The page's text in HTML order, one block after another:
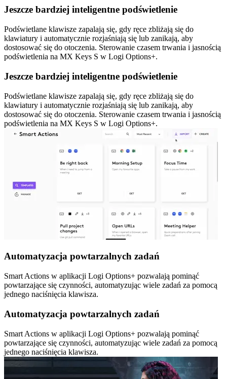
Jeszcze bardziej inteligentne podświetlenie
Podświetlane klawisze zapalają się, gdy ręce zbliżają się do
klawiatury i automatycznie rozjaśniają się lub zanikają, aby
dostosować się do otoczenia. Sterowanie czasem trwania i jasnością
podświetlenia na MX Keys S w Logi Options+.
Jeszcze bardziej inteligentne podświetlenie
Podświetlane klawisze zapalają się, gdy ręce zbliżają się do
klawiatury i automatycznie rozjaśniają się lub zanikają, aby
dostosować się do otoczenia. Sterowanie czasem trwania i jasnością
podświetlenia na MX Keys S w Logi Options+.
Automatyzacja powtarzalnych zadań
Smart Actions w aplikacji Logi Options+ pozwalają pominąć
powtarzające się czynności, automatyzując wiele zadań za pomocą
jednego naciśnięcia klawisza.
Automatyzacja powtarzalnych zadań
Smart Actions w aplikacji Logi Options+ pozwalają pominąć
powtarzające się czynności, automatyzując wiele zadań za pomocą
jednego naciśnięcia klawisza.